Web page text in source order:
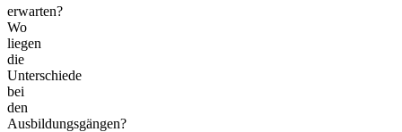
erwarten?
Wo
liegen
die
Unterschiede
bei
den
Ausbildungsgängen?